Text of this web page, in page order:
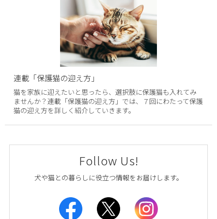
連載「保護猫の迎え方」
猫を家族に迎えたいと思ったら、選択肢に保護猫も入れてみ
ませんか？連載「保護猫の迎え方」では、７回にわたって保護
猫の迎え方を詳しく紹介していきます。
Follow Us!
犬や猫との暮らしに役立つ情報をお届けします。